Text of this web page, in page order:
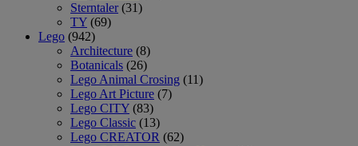
Sterntaler (31)
TY (69)
Lego (942)
Architecture (8)
Botanicals (26)
Lego Animal Crosing (11)
Lego Art Picture (7)
Lego CITY (83)
Lego Classic (13)
Lego CREATOR (62)